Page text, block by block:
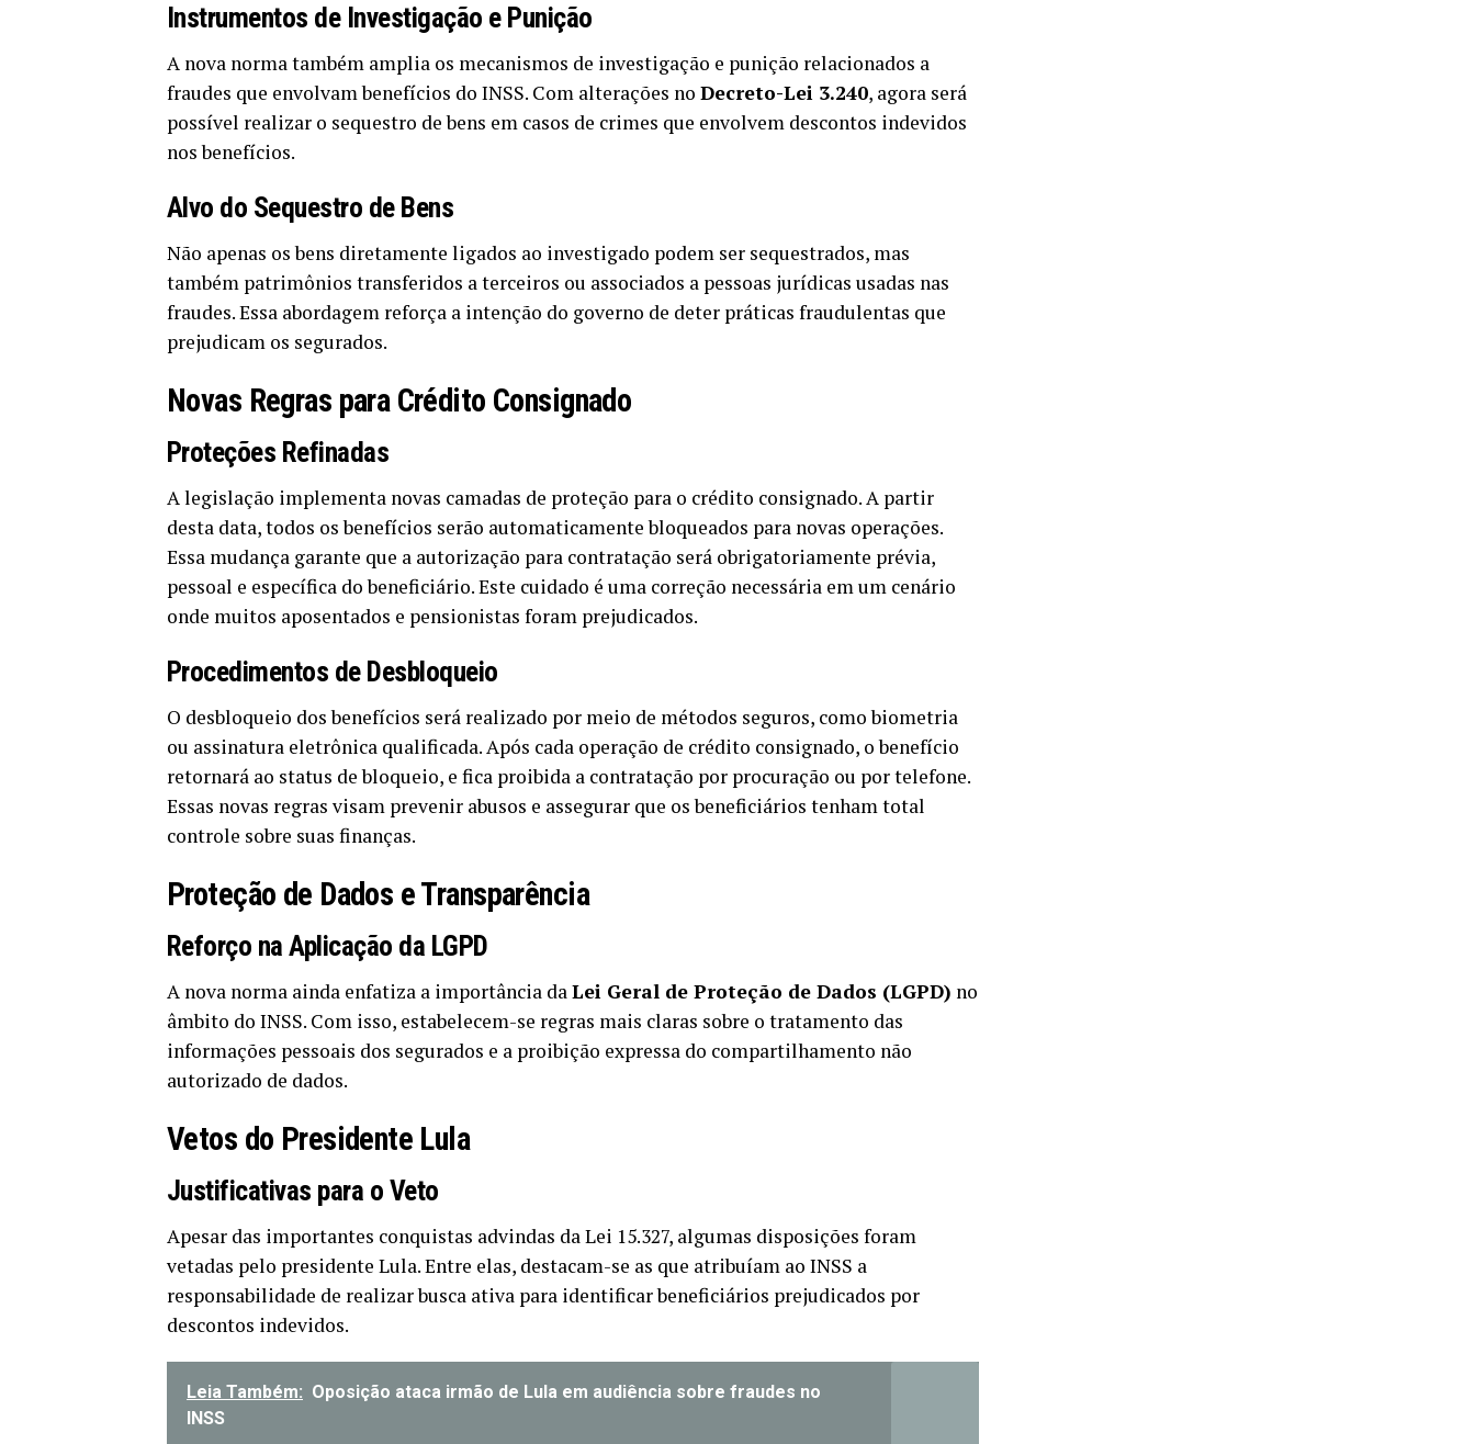
Instrumentos de Investigação e Punição
A nova norma também amplia os mecanismos de investigação e punição relacionados a
fraudes que envolvam benefícios do INSS. Com alterações no Decreto-Lei 3.240, agora será
possível realizar o sequestro de bens em casos de crimes que envolvem descontos indevidos
nos benefícios.
Alvo do Sequestro de Bens
Não apenas os bens diretamente ligados ao investigado podem ser sequestrados, mas
também patrimônios transferidos a terceiros ou associados a pessoas jurídicas usadas nas
fraudes. Essa abordagem reforça a intenção do governo de deter práticas fraudulentas que
prejudicam os segurados.
Novas Regras para Crédito Consignado
Proteções Refinadas
A legislação implementa novas camadas de proteção para o crédito consignado. A partir
desta data, todos os benefícios serão automaticamente bloqueados para novas operações.
Essa mudança garante que a autorização para contratação será obrigatoriamente prévia,
pessoal e específica do beneficiário. Este cuidado é uma correção necessária em um cenário
onde muitos aposentados e pensionistas foram prejudicados.
Procedimentos de Desbloqueio
O desbloqueio dos benefícios será realizado por meio de métodos seguros, como biometria
ou assinatura eletrônica qualificada. Após cada operação de crédito consignado, o benefício
retornará ao status de bloqueio, e fica proibida a contratação por procuração ou por telefone.
Essas novas regras visam prevenir abusos e assegurar que os beneficiários tenham total
controle sobre suas finanças.
Proteção de Dados e Transparência
Reforço na Aplicação da LGPD
A nova norma ainda enfatiza a importância daLei Geral de Proteção de Dados (LGPD) no
âmbito do INSS. Com isso, estabelecem-se regras mais claras sobre o tratamento das
informações pessoais dos segurados e a proibição expressa do compartilhamento não
autorizado de dados.
Vetos do Presidente Lula
Justificativas para o Veto
Apesar das importantes conquistas advindas da Lei 15.327, algumas disposições foram
vetadas pelo presidente Lula. Entre elas, destacam-se as que atribuíam ao INSS a
responsabilidade de realizar busca ativa para identificar beneficiários prejudicados por
descontos indevidos.
Leia Também: Oposição ataca irmão de Lula em audiência sobre fraudes no
INSS